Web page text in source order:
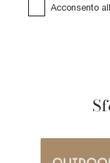
Acconsento